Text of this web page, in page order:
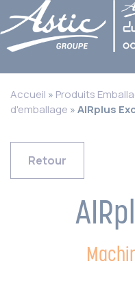
Accueil » Produits
d'emballage »AIRplus
Retour